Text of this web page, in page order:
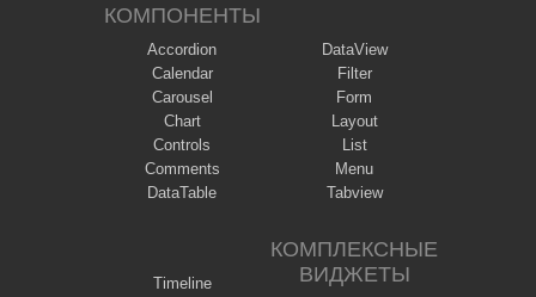
КОМПОНЕНТЫ
Accordion
Calendar
Carousel
Chart
Controls
Comments
DataTable
DataView
Filter
Form
Layout
List
Menu
Tabview
Timeline
КОМПЛЕКСНЫЕ
ВИДЖЕТЫ